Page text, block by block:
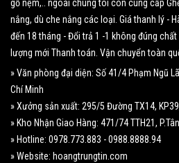
gỗ nệm,.. ngoài chúng tôi còn cung cấp
nắng, dù che nắng các loại. Giá thanh lý -
đến 18 tháng - Đổi trả 1 -1 không đúng
lượng mới Thanh toán. Vận chuyển toàn
» Văn phòng đại diện: Số 41/4 Phạm Ngũ
Chí Minh
» Xưởng sản xuất: 295/5 Đường TX14,
» Kho Nhận Giao Hàng: 471/74 TTH21,
» Hotline: 0978.773.883 - 0988.8888.94
» Website: hoangtrungtin.com